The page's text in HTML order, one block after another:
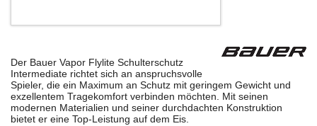
Der Bauer Vapor Flylite Schulterschutz
Intermediate richtet sich an anspruchsvolle
Spieler, die ein Maximum an Schutz mit geringem Gewicht und
exzellentem Tragekomfort verbinden möchten. Mit seinen
modernen Materialien und seiner durchdachten Konstruktion
bietet er eine Top-Leistung auf dem Eis.